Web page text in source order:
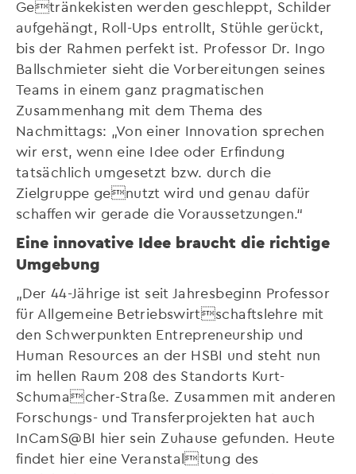
Getränkekisten werden geschleppt, Schilder
aufgehängt, Roll-Ups entrollt, Stühle gerückt,
bis der Rahmen perfekt ist. Professor Dr. Ingo
Ballschmieter sieht die Vorbereitungen seines
Teams in einem ganz pragmatischen
Zusammenhang mit dem Thema des
Nachmittags: „Von einer Innovation sprechen
wir erst, wenn eine Idee oder Erfindung
tatsächlich umgesetzt bzw. durch die
Zielgruppe genutzt wird und genau dafür
schaffen wir gerade die Voraussetzungen.“
Eine innovative Idee braucht die richtige
Umgebung
„Der 44-Jährige ist seit Jahresbeginn Professor
für Allgemeine Betriebswirtschaftslehre mit
den Schwerpunkten Entrepreneurship und
Human Resources an der HSBI und steht nun
im hellen Raum 208 des Standorts Kurt-
Schumacher-Straße. Zusammen mit anderen
Forschungs- und Transferprojekten hat auch
InCamS@BI hier sein Zuhause gefunden. Heute
findet hier eine Veranstaltung des